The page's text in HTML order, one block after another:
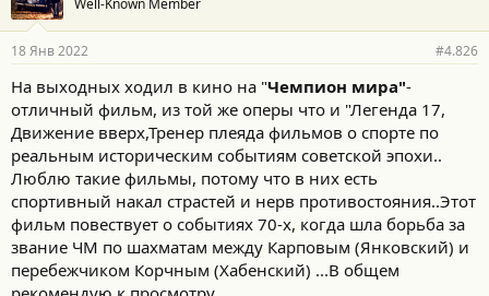
Well-Known Member
18 Янв 2022 #4.826
На выходных ходил в кино на "Чемпион мира"-
отличный фильм, из той же оперы что и "Легенда 17,
Движение вверх,Тренер плеяда фильмов о спорте по
реальным историческим событиям советской эпохи..
Люблю такие фильмы, потому что в них есть
спортивный накал страстей и нерв противостояния..Этот
фильм повествует о событиях 70-х, когда шла борьба за
звание ЧМ по шахматам между Карповым (Янковский) и
перебежчиком Корчным (Хабенский) ...В общем